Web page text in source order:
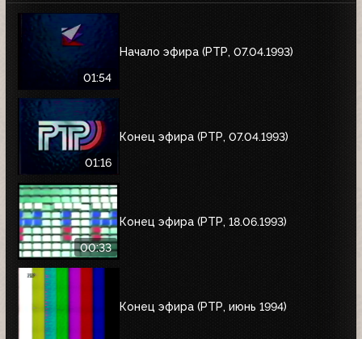
01:54
Начало эфира (РТР, 07.04.1993)
01:16
Конец эфира (РТР, 07.04.1993)
00:33
Конец эфира (РТР, 18.06.1993)
Конец эфира (РТР, июнь 1994)